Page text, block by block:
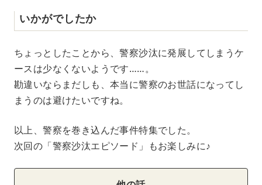
いかがでしたか
ちょっとしたことから、警察沙汰に発展してしまうケ
ースは少なくないようです……。
勘違いならまだしも、本当に警察のお世話になってし
まうのは避けたいですね。
以上、警察を巻き込んだ事件特集でした。
次回の「警察沙汰エピソード」もお楽しみに♪